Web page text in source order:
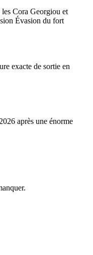
Cora Georgiou et
Évasion du fort
exacte de sortie en
après une énorme